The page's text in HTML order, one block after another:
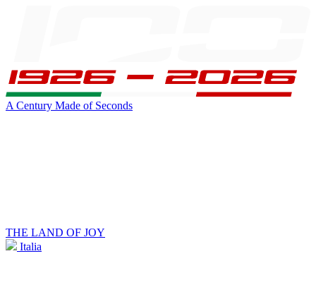
A Century Made of Seconds
THE LAND OF JOY
Italia